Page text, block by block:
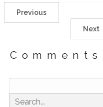
Previous
Next